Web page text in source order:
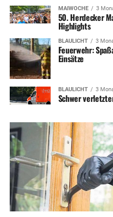
MAIWOCHE 3
50. Herdecker
Highlights
BLAULICHT 3
Feuerwehr:
Einsätze
BLAULICHT 3
Schwer